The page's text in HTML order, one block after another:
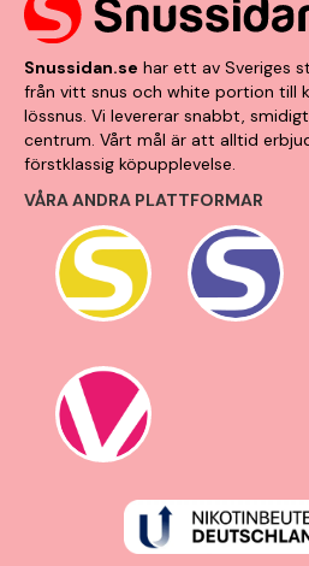
Snussidan.se har ett av Sveriges
från vitt snus och white portion till
lössnus. Vi levererar snabbt,
centrum. Vårt mål är att alltid
förstklassig köpupplevelse.
VÅRA ANDRA PLATTFORMAR